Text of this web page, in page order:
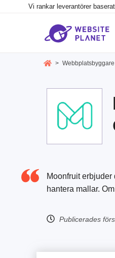
Vi rankar leverantörer
> Webbplatsbyggare
Moonfruit
hantera mallar.
Publicerades